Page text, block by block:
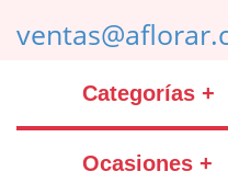
Categorías +
Ocasiones +